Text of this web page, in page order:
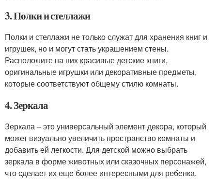
3. Полки и стеллажи
Полки и стеллажи не только служат для хранения книг и
игрушек, но и могут стать украшением стены.
Расположите на них красивые детские книги,
оригинальные игрушки или декоративные предметы,
которые соответствуют общему стилю комнаты.
4. Зеркала
Зеркала – это универсальный элемент декора, который
может визуально увеличить пространство комнаты и
добавить ей легкости. Для детской можно выбрать
зеркала в форме животных или сказочных персонажей,
что сделает их еще более интересными для ребенка.